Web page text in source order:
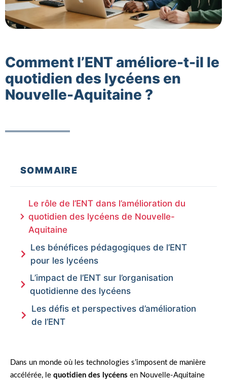
Comment l’ENT améliore-t-il le
quotidien des lycéens en
Nouvelle-Aquitaine ?
SOMMAIRE
Le rôle de l’ENT dans l’amélioration du
quotidien des lycéens de Nouvelle-
Aquitaine
Les bénéfices pédagogiques de l’ENT
pour les lycéens
L’impact de l’ENT sur l’organisation
quotidienne des lycéens
Les défis et perspectives d’amélioration
de l’ENT
Dans un monde où les technologies s’imposent de manière
accélérée, le quotidien des lycéens en Nouvelle-Aquitaine